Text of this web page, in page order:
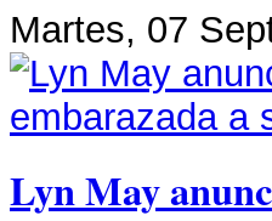
Martes, 07
Lyn May